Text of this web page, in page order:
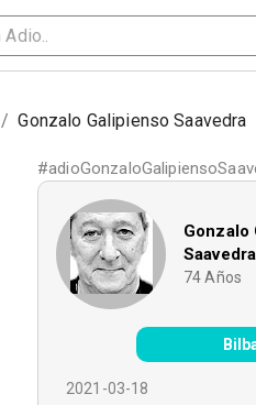
/ Gonzalo Galipienso Saavedra
#
Gonzalo
Saavedra
74 Años
2021-03-18